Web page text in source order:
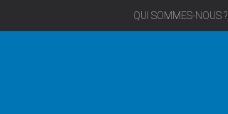
QUI SOMMES-NOUS ?